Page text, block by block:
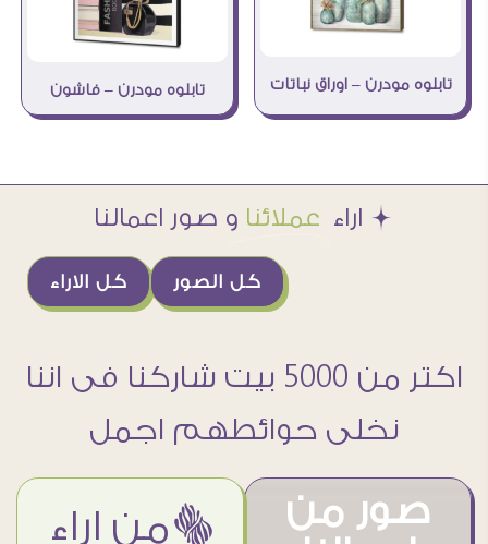
تابلوه مودرن – اوراق نباتات تابلوه مودرن – فاشون
Æ اراء عملائنا و صور اعمالنا
كل الاراء كل الصور
اكتر من 5000 بيت شاركنا فى اننا
نخلى حوائطهم اجمل
صور من
ëمن اراء